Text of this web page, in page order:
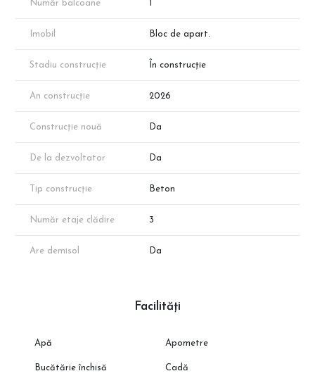
Număr balcoane 1
Imobil Bloc de apart.
Stadiu construcție În construcție
An construcție 2026
Construcție nouă Da
De la dezvoltator Da
Tip construcție Beton
Număr etaje clădire 3
Are demisol Da
Facilități
Apă Apometre
Bucătărie închisă Cadă